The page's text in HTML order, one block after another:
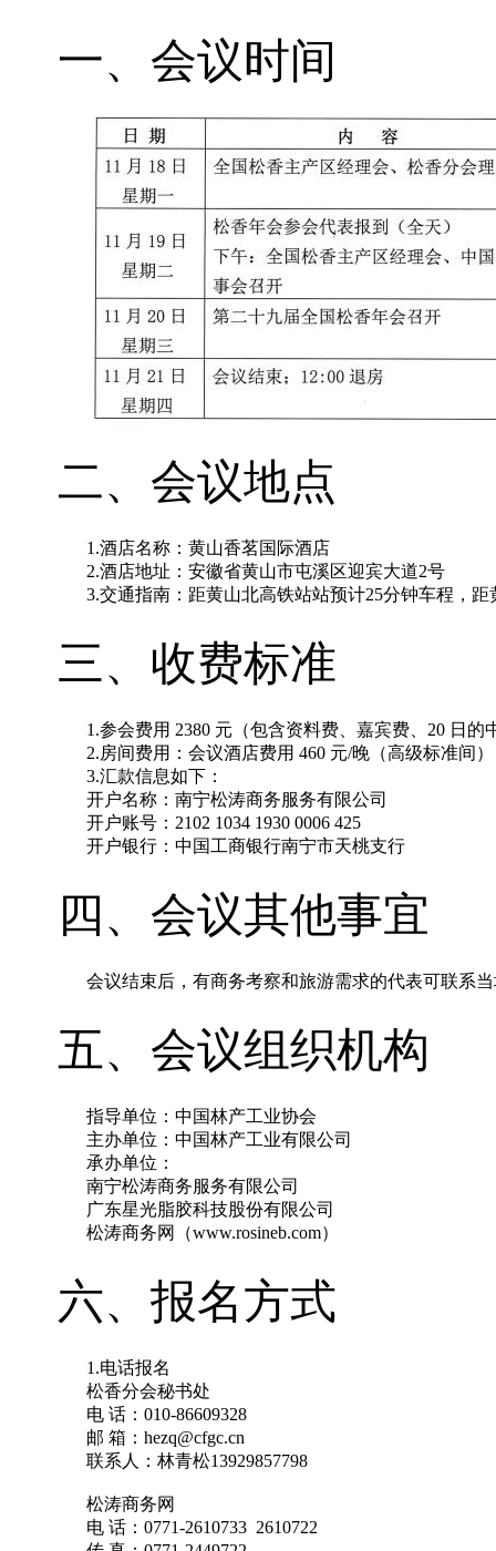
一、会议时间
二、会议地点
1.酒店名称：黄山香茗国际酒店
2.酒店地址：安徽省黄山市屯溪区迎宾大道2号
3.交通指南：距黄山北高铁站站预计25分钟车程，
三、收费标准
1.参会费用 2380 元（包含资料费、嘉宾费、20 日
2.房间费用：会议酒店费用 460 元/晚（高级标准间
3.汇款信息如下：
开户名称：南宁松涛商务服务有限公司
开户账号：2102 1034 1930 0006 425
开户银行：中国工商银行南宁市天桃支行
四、会议其他事宜
会议结束后，有商务考察和旅游需求的代表可联系
五、会议组织机构
指导单位：中国林产工业协会
主办单位：中国林产工业有限公司
承办单位：
南宁松涛商务服务有限公司
广东星光脂胶科技股份有限公司
松涛商务网（www.rosineb.com）
六、报名方式
1.电话报名
松香分会秘书处
电 话：010-86609328
邮 箱：hezq@cfgc.cn
联系人：林青松13929857798
松涛商务网
电 话：0771-2610733 2610722